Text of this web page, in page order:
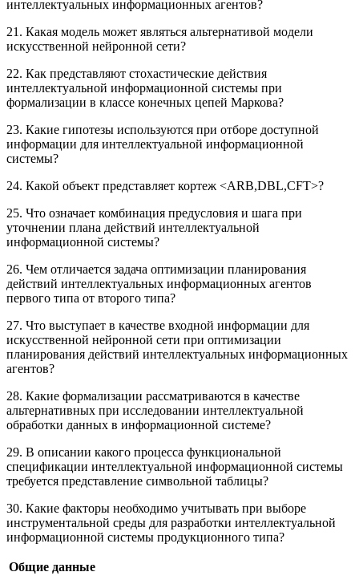
интеллектуальных информационных агентов?
21. Какая модель может являться альтернативой модели
искусственной нейронной сети?
22. Как представляют стохастические действия
интеллектуальной информационной системы при
формализации в классе конечных цепей Маркова?
23. Какие гипотезы используются при отборе доступной
информации для интеллектуальной информационной
системы?
24. Какой объект представляет кортеж <ARB,DBL,CFT>?
25. Что означает комбинация предусловия и шага при
уточнении плана действий интеллектуальной
информационной системы?
26. Чем отличается задача оптимизации планирования
действий интеллектуальных информационных агентов
первого типа от второго типа?
27. Что выступает в качестве входной информации для
искусственной нейронной сети при оптимизации
планирования действий интеллектуальных информационных
агентов?
28. Какие формализации рассматриваются в качестве
альтернативных при исследовании интеллектуальной
обработки данных в информационной системе?
29. В описании какого процесса функциональной
спецификации интеллектуальной информационной системы
требуется представление символьной таблицы?
30. Какие факторы необходимо учитывать при выборе
инструментальной среды для разработки интеллектуальной
информационной системы продукционного типа?
Общие данные